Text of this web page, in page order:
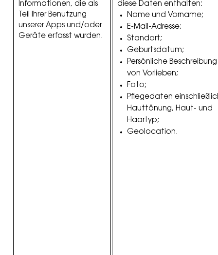
Informationen, die als
Teil Ihrer Benutzung
unserer Apps und/oder
Geräte erfasst wurden.
diese Daten enthalten:
Name und Vorname;
E-Mail-Adresse;
Standort;
Geburtsdatum;
Persönliche Beschreibung
von Vorlieben;
Foto;
Pflegedaten
Hauttönung, Haut- und
Haartyp;
Geolocation.